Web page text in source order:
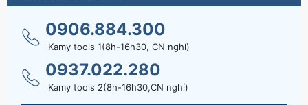
0906.884.300
Kamy tools 1(8h-16h30, CN nghỉ)
0937.022.280
Kamy tools 2(8h-16h30,CN nghỉ)